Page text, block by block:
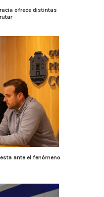
ofrece distintas
ante el fenómeno